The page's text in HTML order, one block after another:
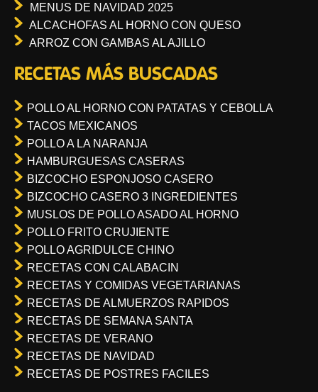
MENUS DE NAVIDAD 2025
ALCACHOFAS AL HORNO CON QUESO
ARROZ CON GAMBAS AL AJILLO
RECETAS MÁS BUSCADAS
POLLO AL HORNO CON PATATAS Y CEBOLLA
TACOS MEXICANOS
POLLO A LA NARANJA
HAMBURGUESAS CASERAS
BIZCOCHO ESPONJOSO CASERO
BIZCOCHO CASERO 3 INGREDIENTES
MUSLOS DE POLLO ASADO AL HORNO
POLLO FRITO CRUJIENTE
POLLO AGRIDULCE CHINO
RECETAS CON CALABACIN
RECETAS Y COMIDAS VEGETARIANAS
RECETAS DE ALMUERZOS RAPIDOS
RECETAS DE SEMANA SANTA
RECETAS DE VERANO
RECETAS DE NAVIDAD
RECETAS DE POSTRES FACILES